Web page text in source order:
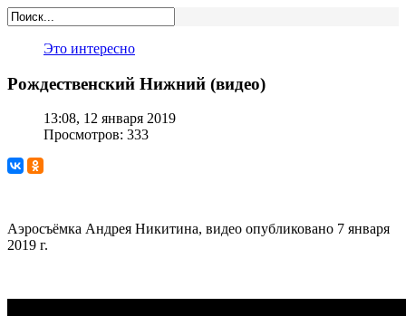
Это интересно
Рождественский Нижний (видео)
13:08, 12 января 2019
Просмотров: 333
Аэросъёмка Андрея Никитина, видео опубликовано 7 января
2019 г.